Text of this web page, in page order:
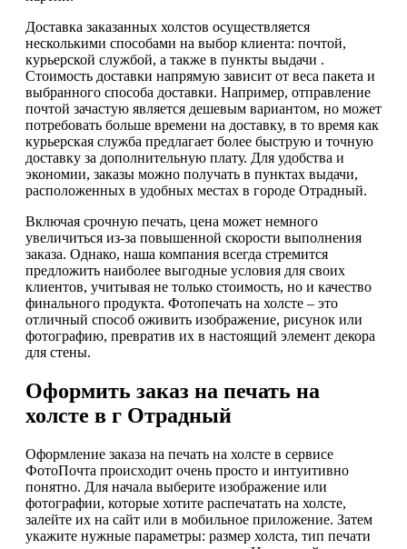
Доставка заказанных холстов осуществляется
несколькими способами на выбор клиента: почтой,
курьерской службой, а также в пункты выдачи .
Стоимость доставки напрямую зависит от веса пакета и
выбранного способа доставки. Например, отправление
почтой зачастую является дешевым вариантом, но может
потребовать больше времени на доставку, в то время как
курьерская служба предлагает более быструю и точную
доставку за дополнительную плату. Для удобства и
экономии, заказы можно получать в пунктах выдачи,
расположенных в удобных местах в городе Отрадный.
Включая срочную печать, цена может немного
увеличиться из-за повышенной скорости выполнения
заказа. Однако, наша компания всегда стремится
предложить наиболее выгодные условия для своих
клиентов, учитывая не только стоимость, но и качество
финального продукта. Фотопечать на холсте – это
отличный способ оживить изображение, рисунок или
фотографию, превратив их в настоящий элемент декора
для стены.
Оформить заказ на печать на
холсте в г Отрадный
Оформление заказа на печать на холсте в сервисе
ФотоПочта происходит очень просто и интуитивно
понятно. Для начала выберите изображение или
фотографии, которые хотите распечатать на холсте,
залейте их на сайт или в мобильное приложение. Затем
укажите нужные параметры: размер холста, тип печати